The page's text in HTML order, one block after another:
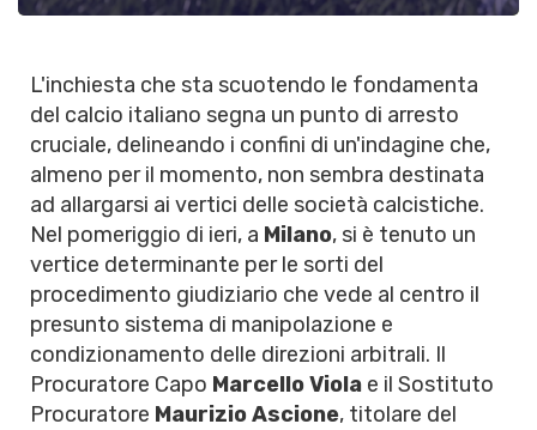
L'inchiesta che sta scuotendo le fondamenta
del calcio italiano segna un punto di arresto
cruciale, delineando i confini di un'indagine che,
almeno per il momento, non sembra destinata
ad allargarsi ai vertici delle società calcistiche.
Nel pomeriggio di ieri, a Milano, si è tenuto un
vertice determinante per le sorti del
procedimento giudiziario che vede al centro il
presunto sistema di manipolazione e
condizionamento delle direzioni arbitrali. Il
Procuratore Capo Marcello Viola e il Sostituto
Procuratore Maurizio Ascione, titolare del